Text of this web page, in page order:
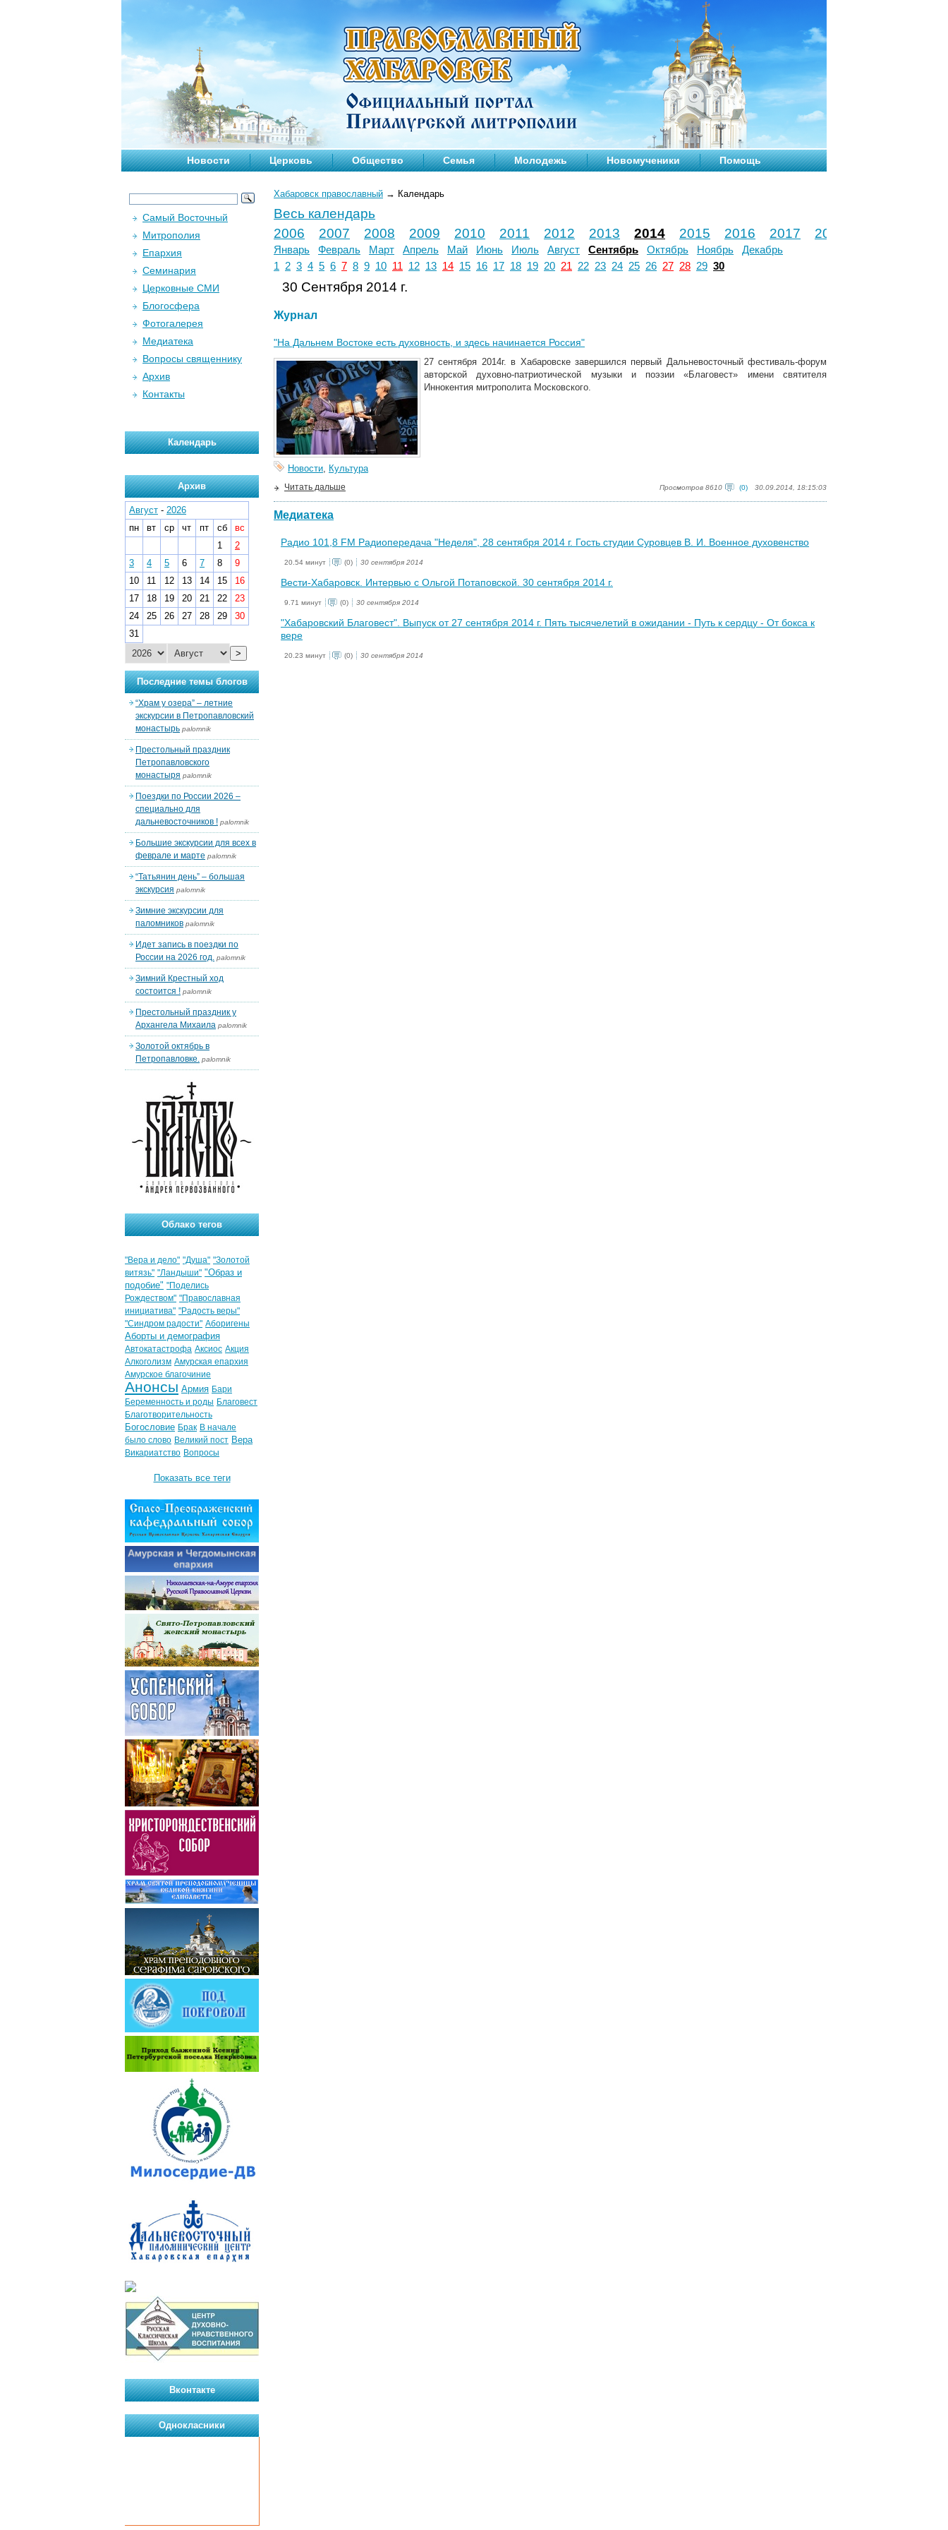
Новости Церковь Общество Семья Молодежь Новомученики Помощь
Хабаровск православный → Календарь
Весь календарь
2006
2007 2008 2009 2010 2011 2012 2013 2014 2015 2016 2017 2018
Январь Февраль Март Апрель Май Июнь Июль Август Сентябрь Октябрь Ноябрь
Декабрь
1
2 3 4 5 6 7 8 9 10 11 12 13 14 15 16 17 18 19 20 21 22 23 24 25 26 27 28 29 30
30 Сентября 2014 г.
Журнал
"На Дальнем Востоке есть духовность, и здесь начинается Россия"
27 сентября 2014г. в Хабаровске завершился первый Дальневосточный фестиваль-форум
авторской духовно-патриотической музыки и поэзии «Благовест» имени святителя
Иннокентия митрополита Московского.
Новости, Культура
Просмотров 8610 (0) 30.09.2014, 18:15:03
Читать дальше
Медиатека
Радио 101,8 FM Радиопередача "Неделя", 28 сентября 2014 г. Гость студии Суровцев В. И. Военное духовенство
20.54 минут (0) 30 сентября 2014
Вести-Хабаровск. Интервью с Ольгой Потаповской. 30 сентября 2014 г.
9.71 минут (0) 30 сентября 2014
"Хабаровский Благовест". Выпуск от 27 сентября 2014 г. Пять тысячелетий в ожидании - Путь к сердцу - От бокса к
вере
20.23 минут (0) 30 сентября 2014
Самый Восточный
Митрополия
Епархия
Семинария
Церковные СМИ
Блогосфера
Фотогалерея
Медиатека
Вопросы священнику
Архив
Контакты
Календарь
Архив
Август - 2026
пн
вт ср чт пт сб
вс
1
2
3
4 5 6 7 8
9
10
11 12 13 14 15
16
17
18 19 20 21 22
23
24
25 26 27 28 29
30
31
>
Последние темы блогов
“Храм у озера” – летние
экскурсии в Петропавловский
монастырь palomnik
Престольный праздник
Петропавловского
монастыря palomnik
Поездки по России 2026 –
специально для
дальневосточников ! palomnik
Большие экскурсии для всех в
феврале и марте palomnik
“Татьянин день” – большая
экскурсия palomnik
Зимние экскурсии для
паломников palomnik
Идет запись в поездки по
России на 2026 год. palomnik
Зимний Крестный ход
состоится ! palomnik
Престольный праздник у
Архангела Михаила palomnik
Золотой октябрь в
Петропавловке. palomnik
Облако тегов
"Вера и дело" "Душа" "Золотой
витязь" "Ландыши" "Образ и
подобие" "Поделись
Рождеством" "Православная
инициатива" "Радость веры"
"Синдром радости" Аборигены
Аборты и демография
Автокатастрофа Аксиос Акция
Алкоголизм Амурская епархия
Амурское благочиние
Анонсы Армия Бари
Беременность и роды Благовест
Благотворительность
Богословие Брак В начале
было слово Великий пост Вера
Викариатство Вопросы
Показать все теги
Вконтакте
Однокласники